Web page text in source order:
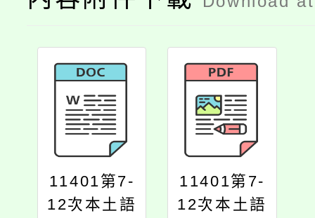
11401第7-
12次本土語
11401第7-
12次本土語